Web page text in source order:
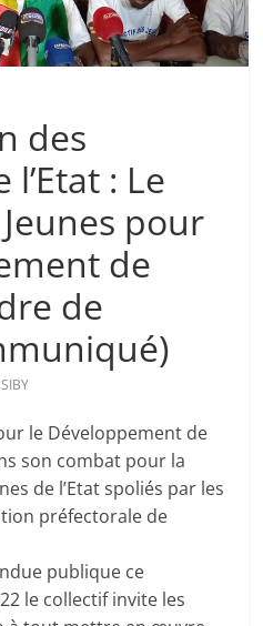
des
: Le
pour
de
de
le Développement de
son combat pour la
de l’Etat spoliés par les
préfectorale de
publique ce
le collectif invite les